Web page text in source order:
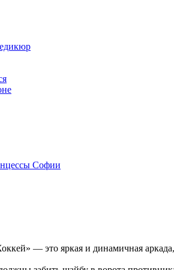
Софии
— это яркая и динамичная